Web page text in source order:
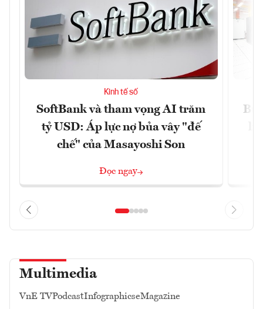
Kinh tế số
SoftBank và tham vọng AI trăm
tỷ USD: Áp lực nợ bủa vây "đế
chế" của Masayoshi Son
Đọc ngay
Multimedia
VnE TVPodcastInfographicseMagazine